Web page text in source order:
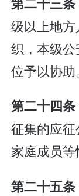
级以上地
织，本级
位予以协助。
第二十四条
征集的应
家庭成员等
第二十五条